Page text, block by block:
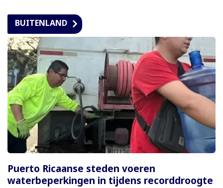
BUITENLAND
Puerto Ricaanse steden voeren
waterbeperkingen in tijdens recorddroogte